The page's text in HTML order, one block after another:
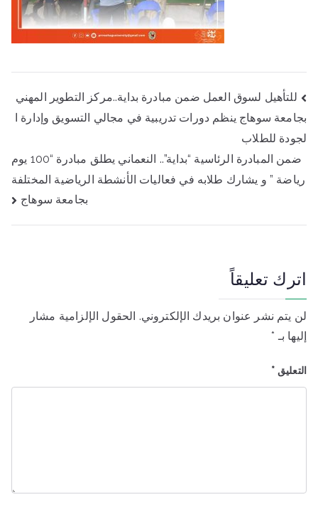
تصفّح
المقالات
للتأهيل لسوق العمل ضمن مبادرة بداية..مركز التطوير المهني
بجامعة سوهاج ينظم دورات تدريبية في مجالي التسويق وإدارة ا
لجودة للطلاب
ضمن المبادرة الرئاسية “بداية”.. النعماني يطلق مبادرة “100 يوم
رياضة ” و يشارك طلابه في فعاليات الأنشطة الرياضية المختلفة
بجامعة سوهاج
اترك تعليقاً
لن يتم نشر عنوان بريدك الإلكتروني. الحقول الإلزامية مشار
إليها بـ *
التعليق*